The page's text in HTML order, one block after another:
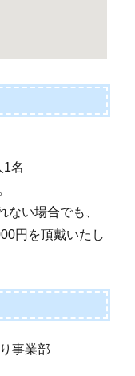
1名
い場合でも、
円を頂戴いたし
事業部